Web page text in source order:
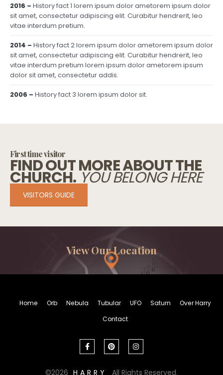
2016 – History fact 1 lorem ipsum dolor ametorem ipsum dolor
sit amet, consectetur adipiscing elit. Curabitur hendrerit, leo
vitae interdum pretium.
2014 – History fact 2 lorem ipsum dolor ametorem ipsum dolor
sit amet, consectetur adipiscing elit. Curabitur hendrerit, leo
vitae interdum pretium lorem ipsum dolor ametorem ipsum
dolor sit amet, consectetur addis.
2006 – History fact 3 lorem ipsum dolor sit.
First time visitor
FIND OUT MORE ABOUT THE
CHURCH.YOU BELONG HERE
VISITORS GUIDE
View Our Location
Home Orb Nebula Tubular UFO Saturn
Over Harry
Contact
2026 HARRY All Rights Reserved.